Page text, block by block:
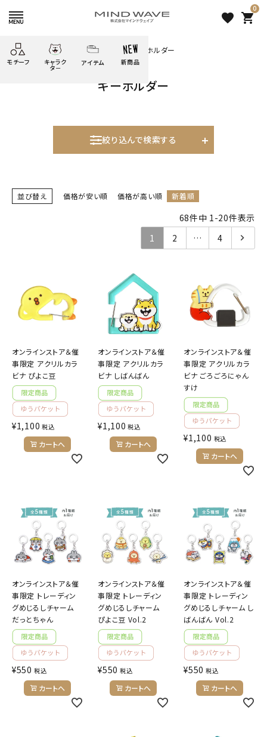
favorite
0
shopping_cart
モチーフ キャラク
タ－
うさぎの
ムーちゃん
かわうそ
ゆるあにまる
ウサコレフレンズ
アイテム
雑貨
アイテム
新商品
新着商品
キャラクターから探す
INFORMATION
お知らせ
ご利用ガイド
よくあるご質問
プライバシーポリシー
ACCOUNT MENU
ようこそ ゲスト 様
公式 公式
HOME すべての商品 キーホルダー
キーホルダー
絞り込んで検索する
並び替え 価格が安い順 価格が高い順 新着順
68件中 1-20件表示
1
2 … 4
オンラインストア＆催
事限定 アクリルカラ
ビナ ぴよこ豆
¥1,100 税込
カートへ
オンラインストア＆催
事限定 アクリルカラ
ビナ しばんばん
¥1,100 税込
カートへ
オンラインストア＆催
事限定 アクリルカラ
ビナ ごろごろにゃん
すけ
¥1,100 税込
カートへ
オンラインストア＆催
事限定 トレーディン
グめじるしチャーム
だっとちゃん
¥550 税込
カートへ
オンラインストア＆催
事限定 トレーディン
グめじるしチャーム
ぴよこ豆 Vol.2
¥550 税込
カートへ
オンラインストア＆催
事限定 トレーディン
グめじるしチャーム し
ばんばん Vol.2
¥550 税込
カートへ